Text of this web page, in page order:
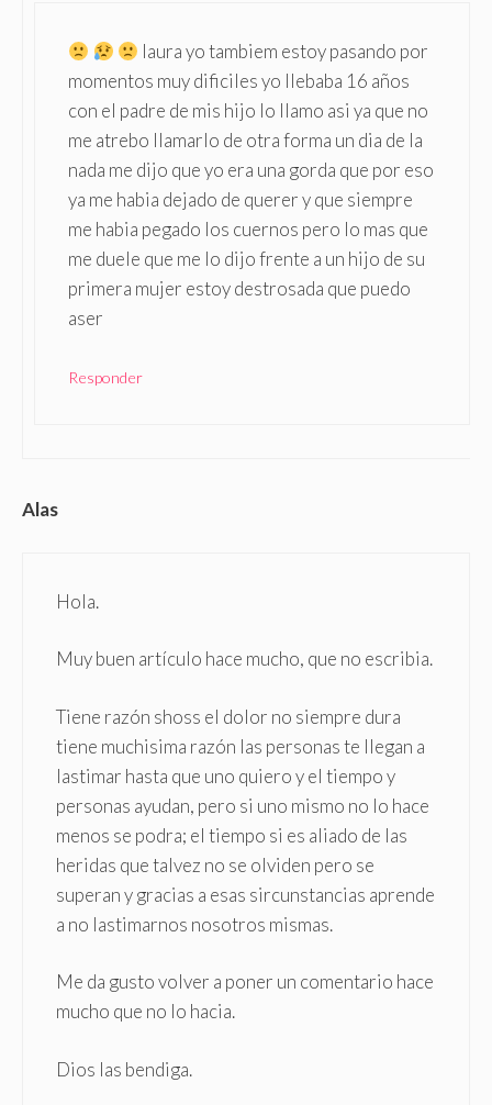
laura yo tambiem estoy pasando por
momentos muy dificiles yo llebaba 16 años
con el padre de mis hijo lo llamo asi ya que no
me atrebo llamarlo de otra forma un dia de la
nada me dijo que yo era una gorda que por eso
ya me habia dejado de querer y que siempre
me habia pegado los cuernos pero lo mas que
me duele que me lo dijo frente a un hijo de su
primera mujer estoy destrosada que puedo
aser
Responder
Alas
Hola.
Muy buen artículo hace mucho, que no escribia.
Tiene razón shoss el dolor no siempre dura
tiene muchisima razón las personas te llegan a
lastimar hasta que uno quiero y el tiempo y
personas ayudan, pero si uno mismo no lo hace
menos se podra; el tiempo si es aliado de las
heridas que talvez no se olviden pero se
superan y gracias a esas sircunstancias aprende
a no lastimarnos nosotros mismas.
Me da gusto volver a poner un comentario hace
mucho que no lo hacia.
Dios las bendiga.